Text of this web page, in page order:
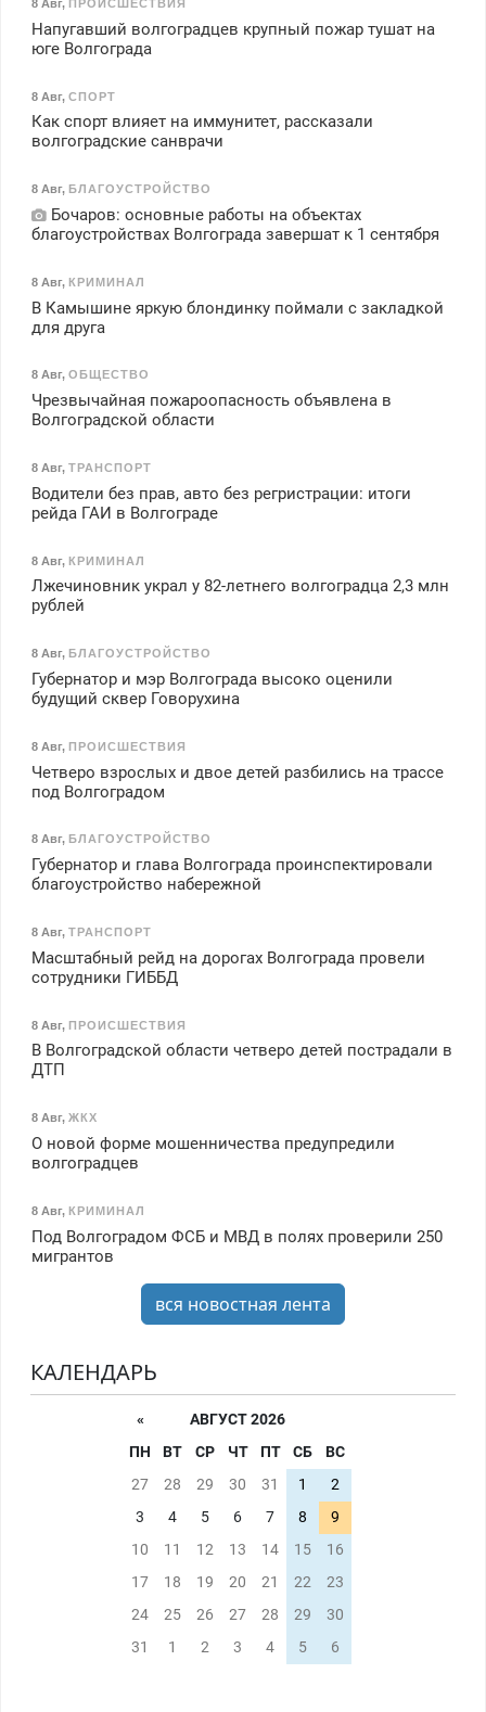
8 Авг, ПРОИСШЕСТВИЯ
Напугавший волгоградцев крупный пожар тушат на
юге Волгограда
8 Авг, СПОРТ
Как спорт влияет на иммунитет, рассказали
волгоградские санврачи
8 Авг, БЛАГОУСТРОЙСТВО
Бочаров: основные работы на объектах
благоустройствах Волгограда завершат к 1 сентября
8 Авг, КРИМИНАЛ
В Камышине яркую блондинку поймали с закладкой
для друга
8 Авг, ОБЩЕСТВО
Чрезвычайная пожароопасность объявлена в
Волгоградской области
8 Авг, ТРАНСПОРТ
Водители без прав, авто без регристрации: итоги
рейда ГАИ в Волгограде
8 Авг, КРИМИНАЛ
Лжечиновник украл у 82-летнего волгоградца 2,3 млн
рублей
8 Авг, БЛАГОУСТРОЙСТВО
Губернатор и мэр Волгограда высоко оценили
будущий сквер Говорухина
8 Авг, ПРОИСШЕСТВИЯ
Четверо взрослых и двое детей разбились на трассе
под Волгоградом
8 Авг, БЛАГОУСТРОЙСТВО
Губернатор и глава Волгограда проинспектировали
благоустройство набережной
8 Авг, ТРАНСПОРТ
Масштабный рейд на дорогах Волгограда провели
сотрудники ГИББД
8 Авг, ПРОИСШЕСТВИЯ
В Волгоградской области четверо детей пострадали в
ДТП
8 Авг, ЖКХ
О новой форме мошенничества предупредили
волгоградцев
8 Авг, КРИМИНАЛ
Под Волгоградом ФСБ и МВД в полях проверили 250
мигрантов
вся новостная лента
КАЛЕНДАРЬ
«
АВГУСТ 2026
ПН
ВТ СР ЧТ ПТ СБ
ВС
27
28 29 30 31 1
2
3
4 5 6 7 8
9
10
11 12 13 14 15
16
17
18 19 20 21 22
23
24
25 26 27 28 29
30
31
1 2 3 4 5 6